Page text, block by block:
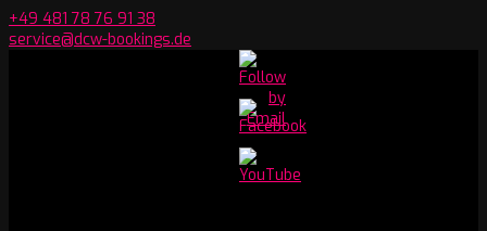
Skip
to
+49 481 78 76 91 38
service@dcw-bookings.de